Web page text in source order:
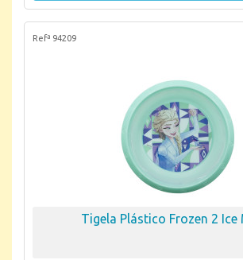
Refª 94209
Tigela Plástico Frozen 2 Ice